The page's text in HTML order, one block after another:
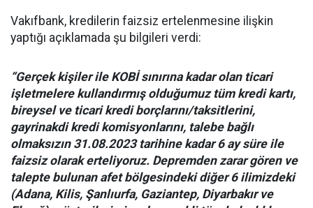
Vakıfbank, kredilerin faizsiz ertelenmesine ilişkin
yaptığı açıklamada şu bilgileri verdi:
“Gerçek kişiler ile KOBİ sınırına kadar olan ticari
işletmelere kullandırmış olduğumuz tüm kredi kartı,
bireysel ve ticari kredi borçlarını/taksitlerini,
gayrinakdi kredi komisyonlarını, talebe bağlı
olmaksızın 31.08.2023 tarihine kadar 6 ay süre ile
faizsiz olarak erteliyoruz. Depremden zarar gören ve
talepte bulunan afet bölgesindeki diğer 6 ilimizdeki
(Adana, Kilis, Şanlıurfa, Gaziantep, Diyarbakır ve